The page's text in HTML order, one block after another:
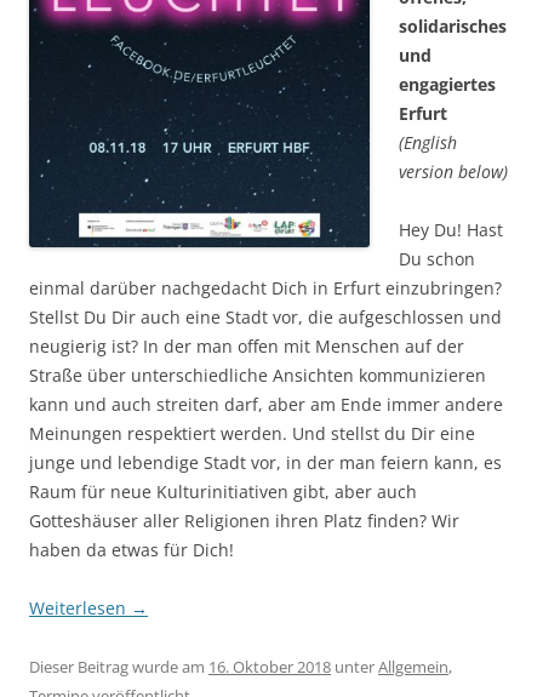
solidarisches
und
engagiertes
Erfurt
(English
version below)
Hey Du! Hast
Du schon
einmal darüber nachgedacht Dich in Erfurt einzubringen?
Stellst Du Dir auch eine Stadt vor, die aufgeschlossen und
neugierig ist? In der man offen mit Menschen auf der
Straße über unterschiedliche Ansichten kommunizieren
kann und auch streiten darf, aber am Ende immer andere
Meinungen respektiert werden. Und stellst du Dir eine
junge und lebendige Stadt vor, in der man feiern kann, es
Raum für neue Kulturinitiativen gibt, aber auch
Gotteshäuser aller Religionen ihren Platz finden? Wir
haben da etwas für Dich!
Weiterlesen →
Dieser Beitrag wurde am 16. Oktober 2018 unterAllgemein,